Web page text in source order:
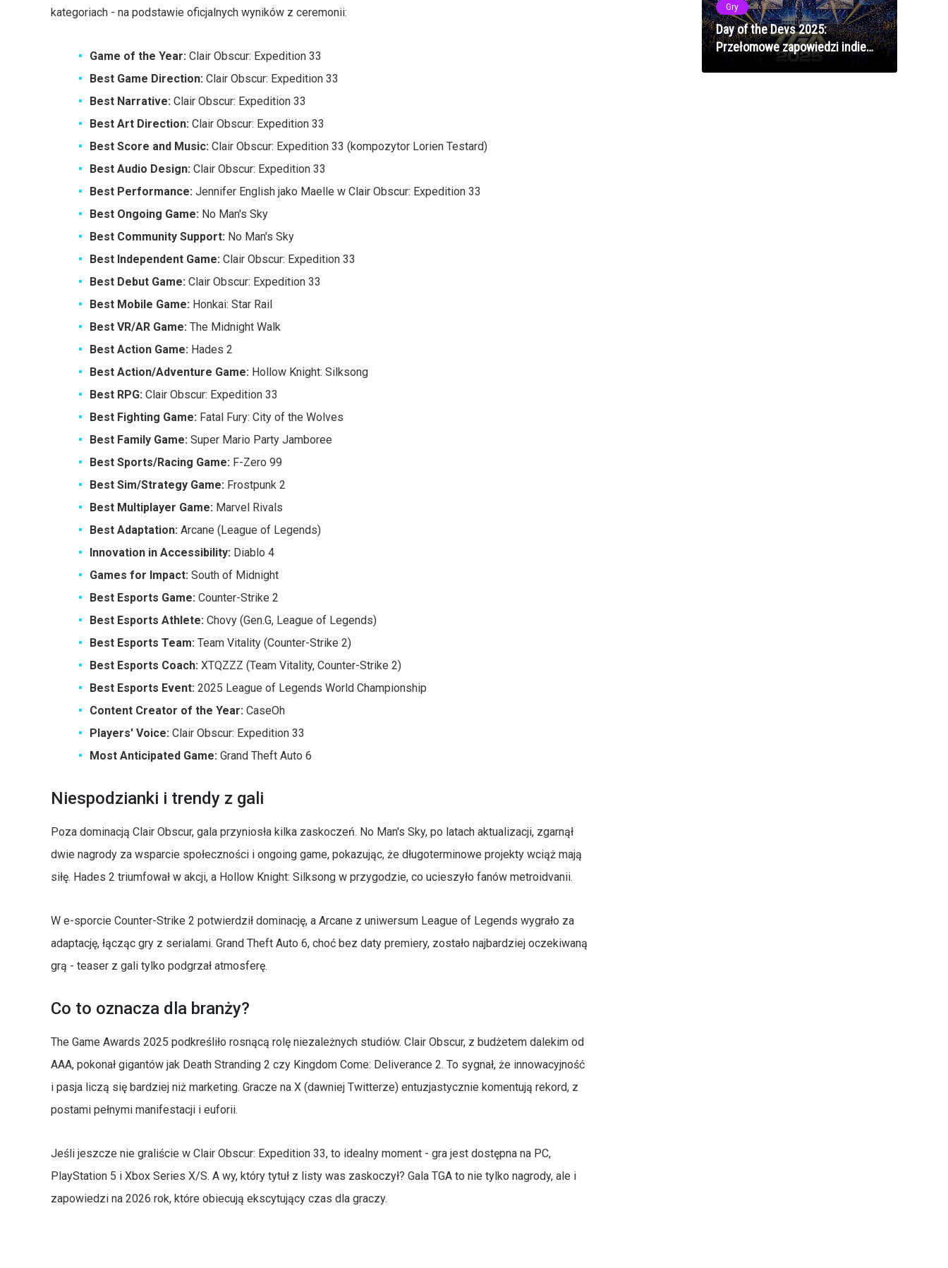
kategoriach - na podstawie oficjalnych wyników z ceremonii:
Game of the Year: Clair Obscur: Expedition 33
Best Game Direction: Clair Obscur: Expedition 33
Best Narrative: Clair Obscur: Expedition 33
Best Art Direction: Clair Obscur: Expedition 33
Best Score and Music: Clair Obscur: Expedition 33 (kompozytor Lorien Testard)
Best Audio Design: Clair Obscur: Expedition 33
Best Performance: Jennifer English jako Maelle w Clair Obscur: Expedition 33
Best Ongoing Game: No Man's Sky
Best Community Support: No Man's Sky
Best Independent Game: Clair Obscur: Expedition 33
Best Debut Game: Clair Obscur: Expedition 33
Best Mobile Game: Honkai: Star Rail
Best VR/AR Game: The Midnight Walk
Best Action Game: Hades 2
Best Action/Adventure Game: Hollow Knight: Silksong
Best RPG: Clair Obscur: Expedition 33
Best Fighting Game: Fatal Fury: City of the Wolves
Best Family Game: Super Mario Party Jamboree
Best Sports/Racing Game: F-Zero 99
Best Sim/Strategy Game: Frostpunk 2
Best Multiplayer Game: Marvel Rivals
Best Adaptation: Arcane (League of Legends)
Innovation in Accessibility: Diablo 4
Games for Impact: South of Midnight
Best Esports Game: Counter-Strike 2
Best Esports Athlete: Chovy (Gen.G, League of Legends)
Best Esports Team: Team Vitality (Counter-Strike 2)
Best Esports Coach: XTQZZZ (Team Vitality, Counter-Strike 2)
Best Esports Event: 2025 League of Legends World Championship
Content Creator of the Year: CaseOh
Players' Voice: Clair Obscur: Expedition 33
Most Anticipated Game: Grand Theft Auto 6
Niespodzianki i trendy z gali
Poza dominacją Clair Obscur, gala przyniosła kilka zaskoczeń. No Man's Sky, po latach aktualizacji, zgarnął
dwie nagrody za wsparcie społeczności i ongoing game, pokazując, że długoterminowe projekty wciąż mają
siłę. Hades 2 triumfował w akcji, a Hollow Knight: Silksong w przygodzie, co ucieszyło fanów metroidvanii.
W e-sporcie Counter-Strike 2 potwierdził dominację, a Arcane z uniwersum League of Legends wygrało za
adaptację, łącząc gry z serialami. Grand Theft Auto 6, choć bez daty premiery, zostało najbardziej oczekiwaną
grą - teaser z gali tylko podgrzał atmosferę.
Co to oznacza dla branży?
The Game Awards 2025 podkreśliło rosnącą rolę niezależnych studiów. Clair Obscur, z budżetem dalekim od
AAA, pokonał gigantów jak Death Stranding 2 czy Kingdom Come: Deliverance 2. To sygnał, że innowacyjność
i pasja liczą się bardziej niż marketing. Gracze na X (dawniej Twitterze) entuzjastycznie komentują rekord, z
postami pełnymi manifestacji i euforii.
Jeśli jeszcze nie graliście w Clair Obscur: Expedition 33, to idealny moment - gra jest dostępna na PC,
PlayStation 5 i Xbox Series X/S. A wy, który tytuł z listy was zaskoczył? Gala TGA to nie tylko nagrody, ale i
zapowiedzi na 2026 rok, które obiecują ekscytujący czas dla graczy.
Gry
Day of the Devs 2025:
Przełomowe zapowiedzi indie
przed The Game Awards